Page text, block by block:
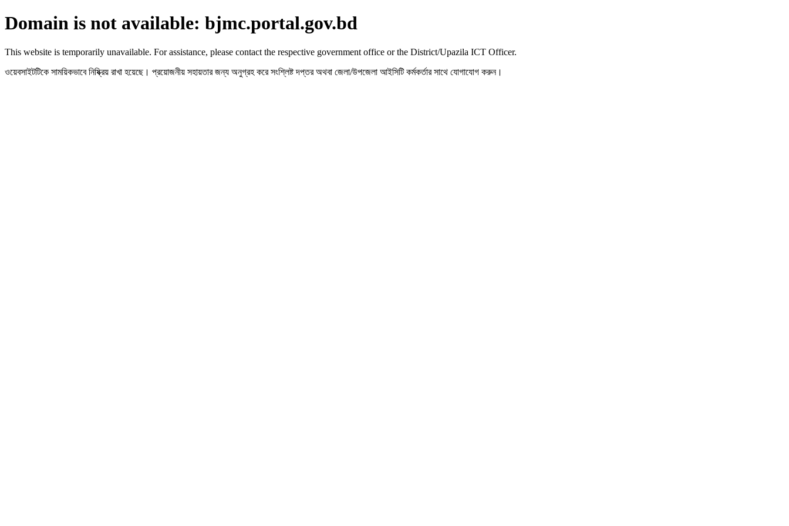
Domain is not available: bjmc.portal.gov.bd
This website is temporarily unavailable. For assistance, please contact the respective government office or the District/Upazila ICT Officer.
ওয়েবসাইটটিকে সাময়িকভাবে নিষ্ক্রিয় রাখা হয়েছে। প্রয়োজনীয় সহায়তার জন্য অনুগ্রহ করে সংশ্লিষ্ট দপ্তর অথবা জেলা/উপজেলা আইসিটি কর্মকর্তার সাথে যোগাযোগ করুন।